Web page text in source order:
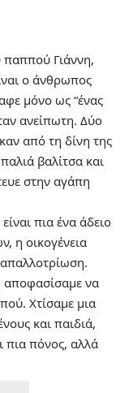
Γιάννη,
ο άνθρωπος
μόνο ως “ένας
ανείπωτη. Δύο
από τη δίνη της
βαλίτσα και
στην αγάπη
πια ένα άδειο
η οικογένεια
αποφασίσαμε να
Χτίσαμε μια
και παιδιά,
πια πόνος, αλλά